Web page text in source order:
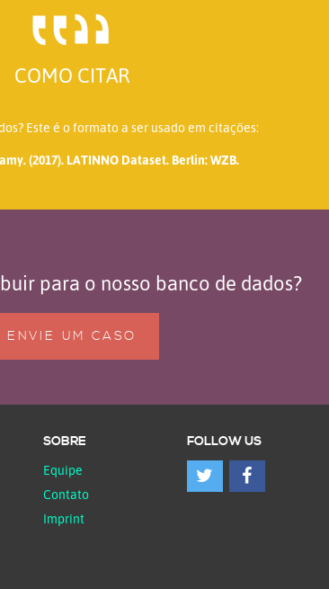
COMO CITAR
Este é o formato a ser usado em citações:
(2017). LATINNO Dataset. Berlin: WZB.
para o nosso banco de dados?
ENVIE UM CASO
SOBRE
Equipe
Contato
Imprint
FOLLOW US